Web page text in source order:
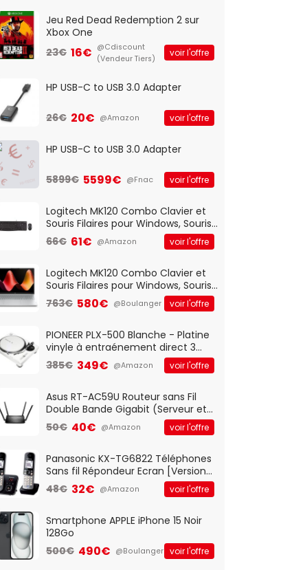
Jeu Red Dead Redemption 2 sur
Xbox One
23€ 16€ @Cdiscount
(Vendeur Tiers)
voir l'offre
HP USB-C to USB 3.0 Adapter
26€ 20€ @Amazon voir l'offre
HP USB-C to USB 3.0 Adapter
5899€ 5599€ @Fnac voir l'offre
Logitech MK120 Combo Clavier et
Souris Filaires pour Windows, Souris
Optique Filaire, Connexion USB Plug
And Play, Confortable, Taille
QWERTY UK - Noir
66€ 61€ @Amazon voir l'offre
Logitech MK120 Combo Clavier et
Souris Filaires pour Windows, Souris
Optique Filaire, Connexion USB Plug
And Play, Confortable, Taille
QWERTY UK - Noir
763€ 580€ @Boulanger voir l'offre
PIONEER PLX-500 Blanche - Platine
vinyle à entraénement direct 3
vitesses (33-45-78 trs/min) avec
pre-ampli intégré et port USB
385€ 349€ @Amazon voir l'offre
Asus RT-AC59U Routeur sans Fil
Double Bande Gigabit (Serveur et
Client VPN, Triple Vlan, Mode Point
d'accès et Bridge, contrôle
50€ 40€ @Amazon voir l'offre
Panasonic KX-TG6822 Téléphones
Sans fil Répondeur Ecran [Version
Française]
48€ 32€ @Amazon voir l'offre
Smartphone APPLE iPhone 15 Noir
128Go
500€ 490€ @Boulanger voir l'offre